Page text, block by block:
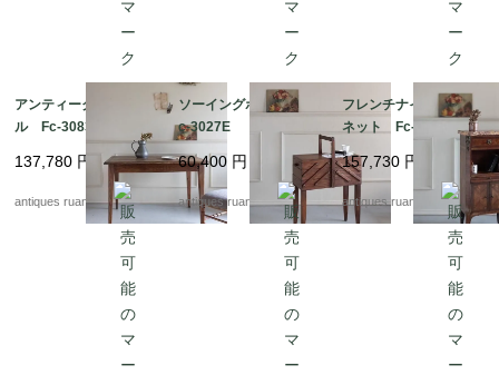
アンティークテーブ
ル Fc-3083
137,780 円
antiques ruan
ソーイングボックス F
c-3027E
60,400 円
antiques ruan
フレンチナイトキャビ
ネット Fc-3017
157,730 円
antiques ruan